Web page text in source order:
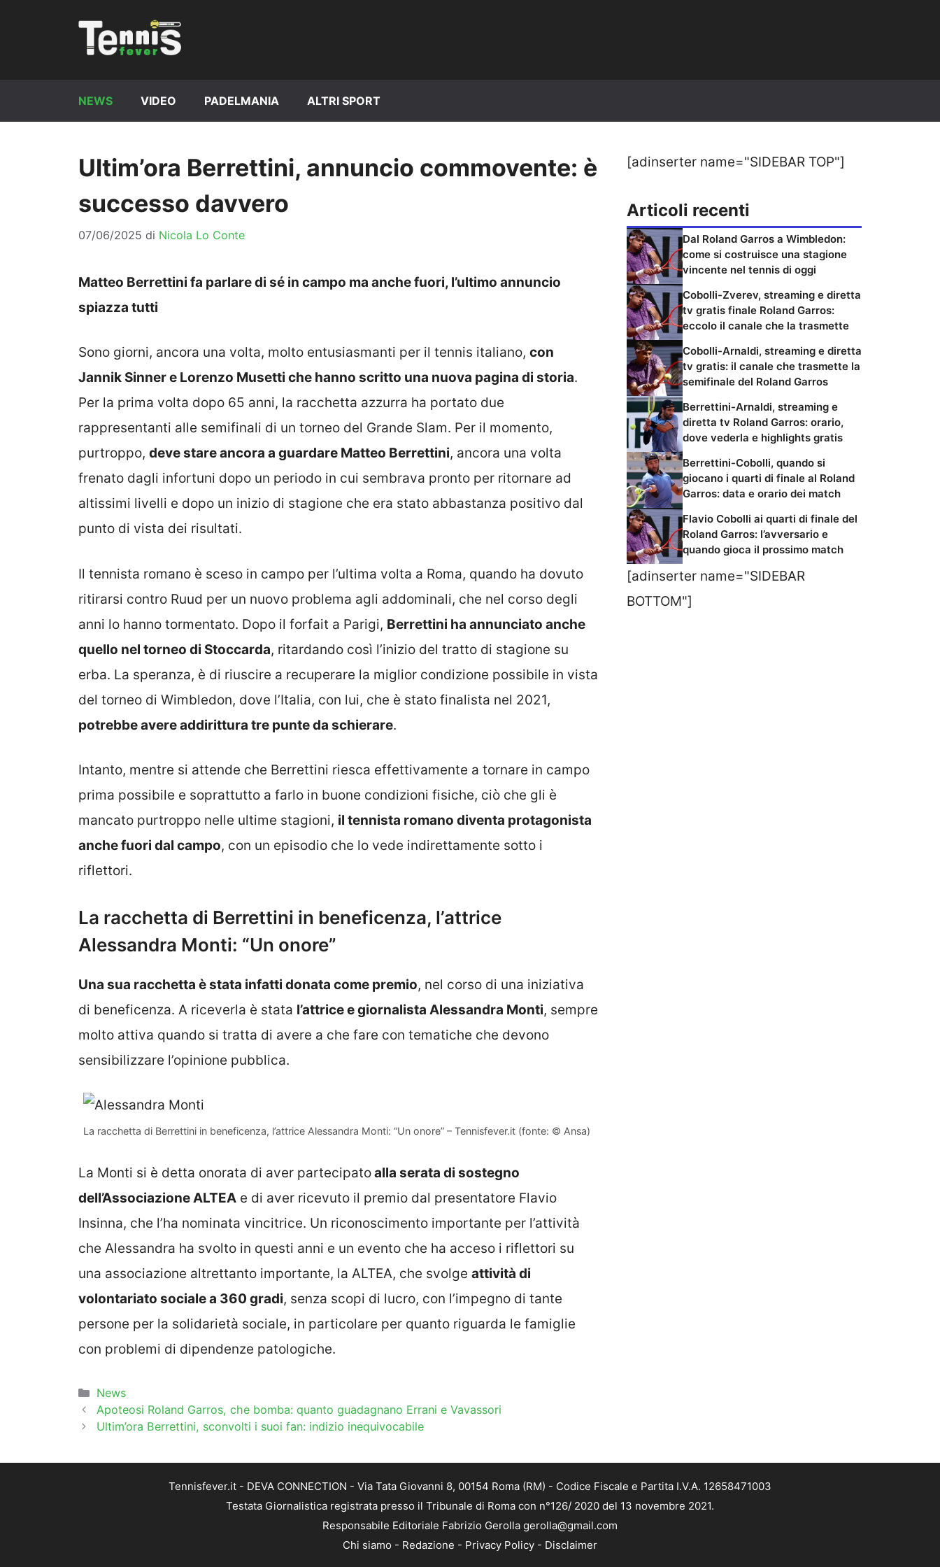
NEWS VIDEO PADELMANIA ALTRI SPORT
Ultim’ora Berrettini, annuncio commovente: è
successo davvero
07/06/2025 di Nicola Lo Conte
Matteo Berrettini fa parlare di sé in campo ma anche fuori, l’ultimo annuncio
spiazza tutti
Sono giorni, ancora una volta, molto entusiasmanti per il tennis italiano, con
Jannik Sinner e Lorenzo Musetti che hanno scritto una nuova pagina di storia.
Per la prima volta dopo 65 anni, la racchetta azzurra ha portato due
rappresentanti alle semifinali di un torneo del Grande Slam. Per il momento,
purtroppo, deve stare ancora a guardare Matteo Berrettini, ancora una volta
frenato dagli infortuni dopo un periodo in cui sembrava pronto per ritornare ad
altissimi livelli e dopo un inizio di stagione che era stato abbastanza positivo dal
punto di vista dei risultati.
Il tennista romano è sceso in campo per l’ultima volta a Roma, quando ha dovuto
ritirarsi contro Ruud per un nuovo problema agli addominali, che nel corso degli
anni lo hanno tormentato. Dopo il forfait a Parigi, Berrettini ha annunciato anche
quello nel torneo di Stoccarda, ritardando così l’inizio del tratto di stagione su
erba. La speranza, è di riuscire a recuperare la miglior condizione possibile in vista
del torneo di Wimbledon, dove l’Italia, con lui, che è stato finalista nel 2021,
potrebbe avere addirittura tre punte da schierare.
Intanto, mentre si attende che Berrettini riesca effettivamente a tornare in campo
prima possibile e soprattutto a farlo in buone condizioni fisiche, ciò che gli è
mancato purtroppo nelle ultime stagioni, il tennista romano diventa protagonista
anche fuori dal campo, con un episodio che lo vede indirettamente sotto i
riflettori.
La racchetta di Berrettini in beneficenza, l’attrice
Alessandra Monti: “Un onore”
Una sua racchetta è stata infatti donata come premio, nel corso di una iniziativa
di beneficenza. A riceverla è stata l’attrice e giornalista Alessandra Monti, sempre
molto attiva quando si tratta di avere a che fare con tematiche che devono
sensibilizzare l’opinione pubblica.
La racchetta di Berrettini in beneficenza, l’attrice Alessandra Monti: “Un onore” – Tennisfever.it (fonte: © Ansa)
La Monti si è detta onorata di aver partecipatoalla serata di sostegno
dell’Associazione ALTEA e di aver ricevuto il premio dal presentatore Flavio
Insinna, che l’ha nominata vincitrice. Un riconoscimento importante per l’attività
che Alessandra ha svolto in questi anni e un evento che ha acceso i riflettori su
una associazione altrettanto importante, la ALTEA, che svolge attività di
volontariato sociale a 360 gradi, senza scopi di lucro, con l’impegno di tante
persone per la solidarietà sociale, in particolare per quanto riguarda le famiglie
con problemi di dipendenze patologiche.
Categorie
News
Apoteosi Roland Garros, che bomba: quanto guadagnano Errani e Vavassori
Ultim’ora Berrettini, sconvolti i suoi fan: indizio inequivocabile
[adinserter name="SIDEBAR TOP"]
Articoli recenti
Dal Roland Garros a Wimbledon:
come si costruisce una stagione
vincente nel tennis di oggi
Cobolli-Zverev, streaming e diretta
tv gratis finale Roland Garros:
eccolo il canale che la trasmette
Cobolli-Arnaldi, streaming e diretta
tv gratis: il canale che trasmette la
semifinale del Roland Garros
Berrettini-Arnaldi, streaming e
diretta tv Roland Garros: orario,
dove vederla e highlights gratis
Berrettini-Cobolli, quando si
giocano i quarti di finale al Roland
Garros: data e orario dei match
Flavio Cobolli ai quarti di finale del
Roland Garros: l’avversario e
quando gioca il prossimo match
[adinserter name="SIDEBAR
BOTTOM"]
Tennisfever.it - DEVA CONNECTION - Via Tata Giovanni 8, 00154 Roma (RM) - Codice Fiscale e Partita I.V.A. 12658471003
Testata Giornalistica registrata presso il Tribunale di Roma con n°126/ 2020 del 13 novembre 2021.
Responsabile Editoriale Fabrizio Gerolla gerolla@gmail.com
Chi siamo - Redazione - Privacy Policy - Disclaimer